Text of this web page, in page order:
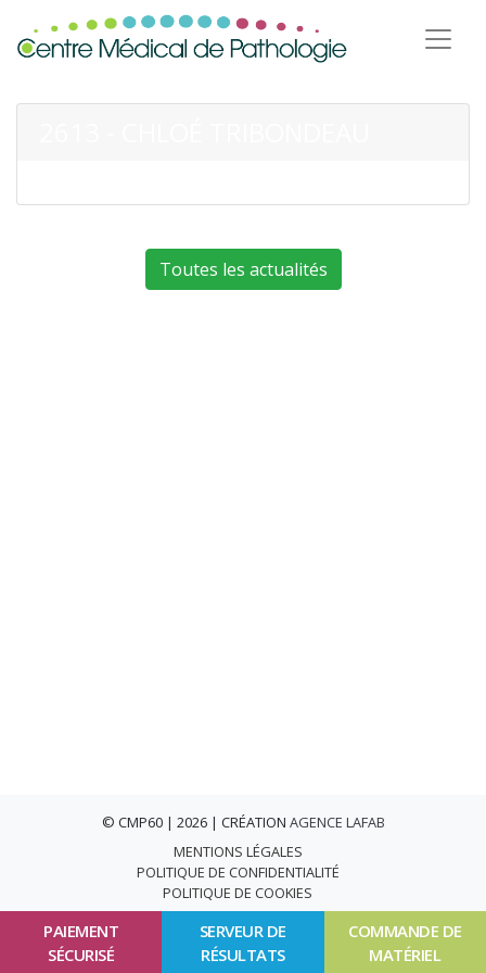
PAIEMENT
SÉCURISÉ
SERVEUR DE
RÉSULTATS
COMMANDE DE
MATÉRIEL
Toutes les actualités
© CMP60 | 2026 | CRÉATION AGENCE LAFAB
MENTIONS LÉGALES
POLITIQUE DE CONFIDENTIALITÉ
POLITIQUE DE COOKIES